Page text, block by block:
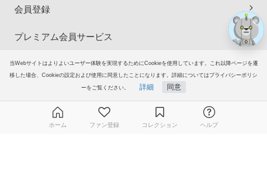
当Webサイトはよりよいユーザー体験を実現するためにCookieを使用しています。これ以降ページを遷
移した場合、Cookieの設定および使用に同意したことになります。詳細についてはプライバシーポリシ
ーをご覧ください。 詳細 同意
会員登録
プレミアム会員サービス
ヘルプ＆ガイド
ご意見・ご要望
ホーム ファン登録 コレクション ヘルプ